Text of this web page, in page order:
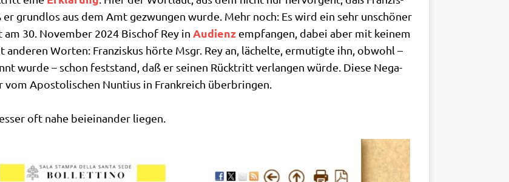
grund­los aus dem Amt gezwun­gen wur­de. Mehr noch: Es wird ein sehr unschö­ner
30. Novem­ber 2024 Bischof Rey in Audi­enz emp­fan­gen, dabei aber mit kei­nem
Wor­ten: Fran­zis­kus hör­te Msgr. Rey an, lächel­te, ermu­tig­te ihn, obwohl –
wur­de – schon fest­stand, daß er sei­nen Rück­tritt ver­lan­gen wür­de. Die­se Nega­
Apo­sto­li­schen Nun­ti­us in Frank­reich über­brin­gen.
oft nahe bei­ein­an­der liegen.